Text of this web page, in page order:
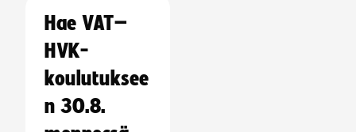
Hae VAT–
HVK-
koulutuksee
n 30.8.